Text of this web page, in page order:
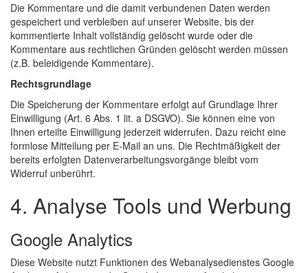
Die Kommentare und die damit verbundenen Daten werden
gespeichert und verbleiben auf unserer Website, bis der
kommentierte Inhalt vollständig gelöscht wurde oder die
Kommentare aus rechtlichen Gründen gelöscht werden müssen
(z.B. beleidigende Kommentare).
Rechtsgrundlage
Die Speicherung der Kommentare erfolgt auf Grundlage Ihrer
Einwilligung (Art. 6 Abs. 1 lit. a DSGVO). Sie können eine von
Ihnen erteilte Einwilligung jederzeit widerrufen. Dazu reicht eine
formlose Mitteilung per E-Mail an uns. Die Rechtmäßigkeit der
bereits erfolgten Datenverarbeitungsvorgänge bleibt vom
Widerruf unberührt.
4. Analyse Tools und Werbung
Google Analytics
Diese Website nutzt Funktionen des Webanalysedienstes Google